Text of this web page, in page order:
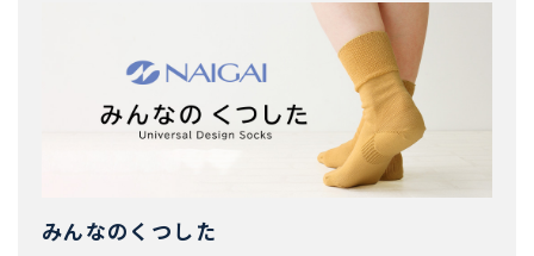
みんなのくつした